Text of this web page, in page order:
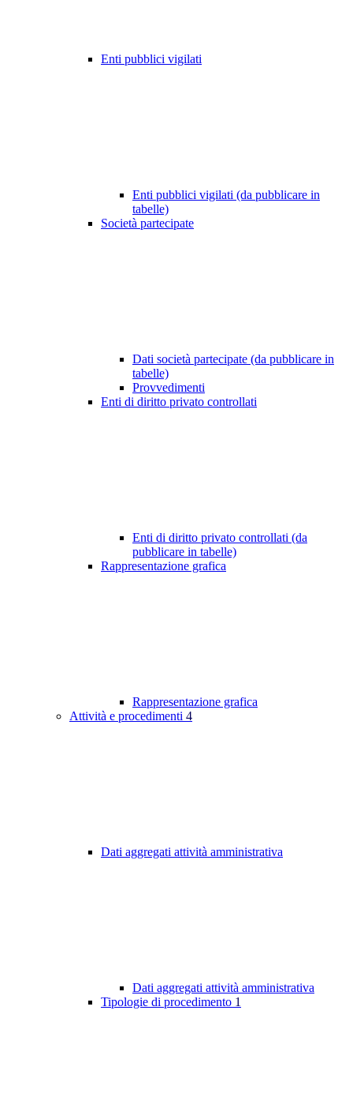
Enti pubblici vigilati
Enti pubblici vigilati (da pubblicare in
tabelle)
Società partecipate
Dati società partecipate (da pubblicare in
tabelle)
Provvedimenti
Enti di diritto privato controllati
Enti di diritto privato controllati (da
pubblicare in tabelle)
Rappresentazione grafica
Rappresentazione grafica
Attività e procedimenti 4
Dati aggregati attività amministrativa
Dati aggregati attività amministrativa
Tipologie di procedimento 1